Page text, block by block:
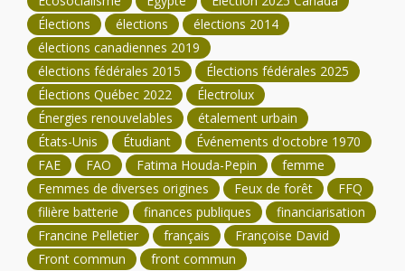
Élections
élections
élections 2014
élections canadiennes 2019
élections fédérales 2015
Élections fédérales 2025
Élections Québec 2022
Électrolux
Énergies renouvelables
étalement urbain
États-Unis
Étudiant
Événements d'octobre 1970
FAE
FAO Fatima Houda-Pepin
femme
Femmes de diverses origines
Feux de forêt
FFQ
filière batterie
finances publiques
financiarisation
Francine Pelletier
français
Françoise David
Front commun
front commun